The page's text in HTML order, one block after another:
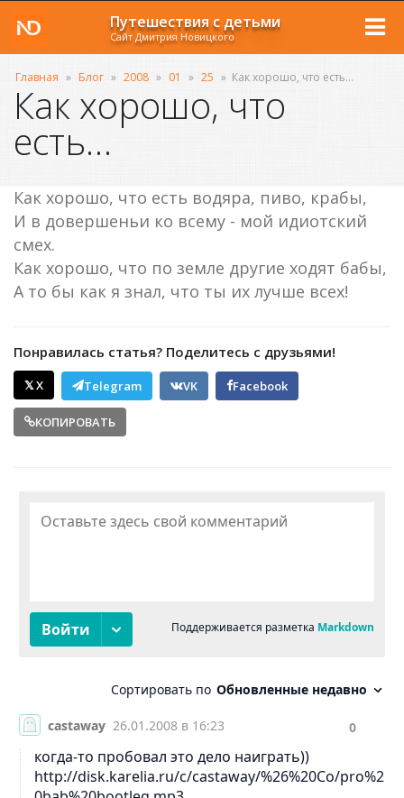
Путешествия с детьми
Сайт Дмитрия Новицкого
Главная » Блог » 2008 » 01 » 25 » Как хорошо, что есть…
Как хорошо, что
есть…
Как хорошо, что есть водяра, пиво, крабы,
И в довершеньи ко всему - мой идиотский
смех.
Как хорошо, что по земле другие ходят бабы,
А то бы как я знал, что ты их лучше всех!
Понравилась статья? Поделитесь с друзьями!
𝕏 X Telegram VK Facebook
КОПИРОВАТЬ